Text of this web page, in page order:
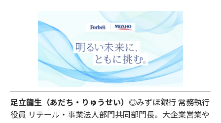
足立龍生（あだち・りゅうせい） ◎みずほ銀行 常務執行
役員 リテール・事業法人部門共同部門長。大企業営業や